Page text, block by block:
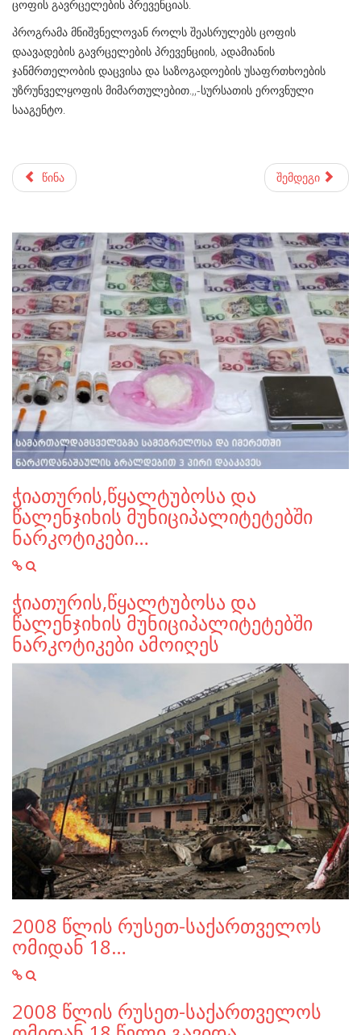
ცოფის გავრცელების პრევენციას.
პროგრამა მნიშვნელოვან როლს შეასრულებს ცოფის
დაავადების გავრცელების პრევენციის, ადამიანის
ჯანმრთელობის დაცვისა და საზოგადოების უსაფრთხოების
უზრუნველყოფის მიმართულებით.,,-სურსათის ეროვნული
სააგენტო.
წინა შემდეგი
ჭიათურის,წყალტუბოსა და
წალენჯიხის მუნიციპალიტეტებში
ნარკოტიკები…
ჭიათურის,წყალტუბოსა და
წალენჯიხის მუნიციპალიტეტებში
ნარკოტიკები ამოიღეს
2008 წლის რუსეთ-საქართველოს
ომიდან 18…
2008 წლის რუსეთ-საქართველოს